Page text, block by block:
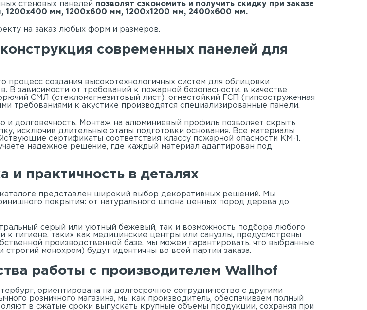
стеновых панелей позволят сэкономить и получить скидку при заказе
мм, 1200х600 мм, 1200х1200 мм, 2400х600 мм.
на заказ любых форм и размеров.
современных панелей для
создания высокотехнологичных систем для облицовки
В зависимости от требований к пожарной безопасности, в качестве
СМЛ (стекломагнезитовый лист), огнестойкий ГСП (гипсостружечная
требованиями к акустике производятся специализированные панели.
и долговечность. Монтаж на алюминиевый профиль позволяет скрыть
исключив длительные этапы подготовки основания. Все материалы
сертификаты соответствия классу пожарной опасности КМ-1.
надежное решение, где каждый материал адаптирован под
и практичность в деталях
каталоге представлен широкий выбор декоративных решений. Мы
покрытия: от натурального шпона ценных пород дерева до
серый или уютный бежевый, так и возможность подбора любого
к гигиене, таких как медицинские центры или санузлы, предусмотрены
производственной базе, мы можем гарантировать, что выбранные
монохром) будут идентичны во всей партии заказа.
работы с производителем Wallhof
ориентирована на долгосрочное сотрудничество с другими
розничного магазина, мы как производитель, обеспечиваем полный
в сжатые сроки выпускать крупные объемы продукции, сохраняя при